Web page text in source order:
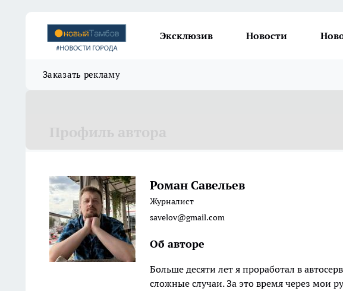
Эксклюзив Новости
Заказать рекламу
Роман Савельев
Журналист
savelov@gmail.com
Об авторе
Больше десяти лет я проработал в
сложные случаи. За это время через мои